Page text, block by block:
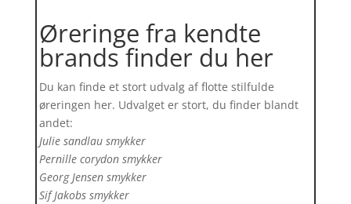
Øreringe fra kendte
brands finder du her
Du kan finde et stort udvalg af flotte stilfulde
øreringen her. Udvalget er stort, du finder blandt
andet:
Julie sandlau smykker
Pernille corydon smykker
Georg Jensen smykker
Sif Jakobs smykker